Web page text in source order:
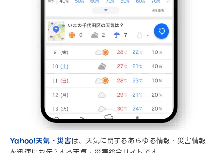
Yahoo!天気・災害は、天気に関するあらゆる情報・災害情報